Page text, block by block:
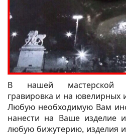
В нашей мастерской
гравировка и на ювелирных
Любую необходимую Вам
нанести на Ваше изделие
любую бижутерию, изделия